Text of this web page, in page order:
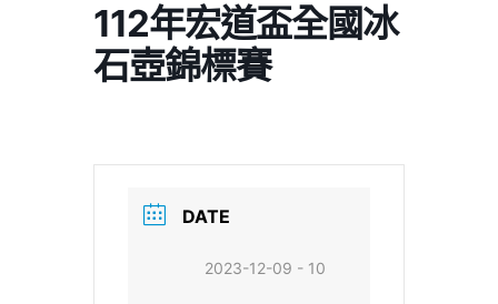
112年宏道盃全國冰
石壺錦標賽
DATE
2023-12-09 - 10